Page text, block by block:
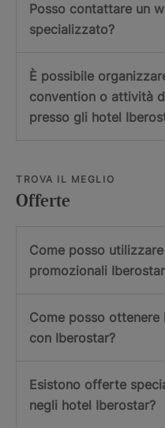
Posso contattare un
specializzato?
È possibile
convention o attività
presso gli hotel
TROVA IL MEGLIO
Offerte
Come posso
promozionali
Come posso
con Iberostar?
Esistono offerte
negli hotel Iberostar?